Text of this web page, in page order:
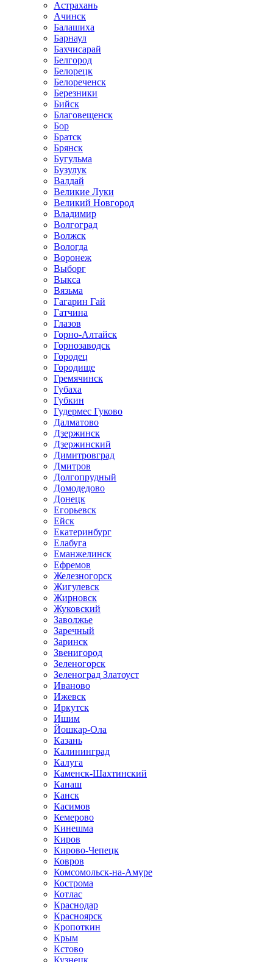
Астрахань
Ачинск
Балашиха
Барнаул
Бахчисарай
Белгород
Белорецк
Белореченск
Березники
Бийск
Благовещенск
Бор
Братск
Брянск
Бугульма
Бузулук
Валдай
Великие Луки
Великий Новгород
Владимир
Волгоград
Волжск
Вологда
Воронеж
Выборг
Выкса
Вязьма
Гагарин Гай
Гатчина
Глазов
Горно-Алтайск
Горнозаводск
Городец
Городище
Гремячинск
Губаха
Губкин
Гудермес Гуково
Далматово
Дзержинск
Дзержинский
Димитровград
Дмитров
Долгопрудный
Домодедово
Донецк
Егорьевск
Ейск
Екатеринбург
Елабуга
Еманжелинск
Ефремов
Железногорск
Жигулевск
Жирновск
Жуковский
Заволжье
Заречный
Заринск
Звенигород
Зеленогорск
Зеленоград Златоуст
Иваново
Ижевск
Иркутск
Ишим
Йошкар-Ола
Казань
Калининград
Калуга
Каменск-Шахтинский
Канаш
Канск
Касимов
Кемерово
Кинешма
Киров
Кирово-Чепецк
Ковров
Комсомольск-на-Амуре
Кострома
Котлас
Краснодар
Красноярск
Кропоткин
Крым
Кстово
Кузнецк